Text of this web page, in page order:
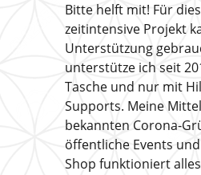
Bitte helft mit! Für
zeitintensive Projekt
Unterstützung
unterstütze ich seit
Tasche und nur mit
Supports. Meine
bekannten Corona-
öffentliche Events
Shop funktioniert